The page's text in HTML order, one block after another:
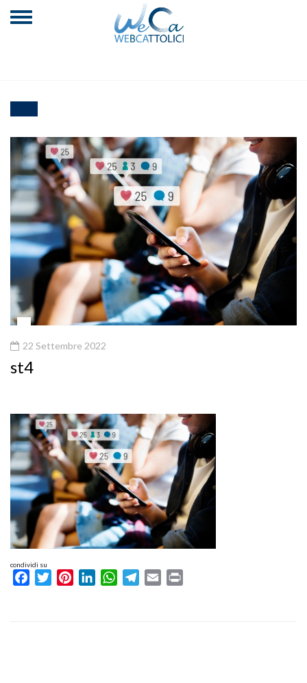
22 Settembre 2022
st4
condividi su
FacebookTwitterPinterestLinkedInWhatsAppTelegram
Email